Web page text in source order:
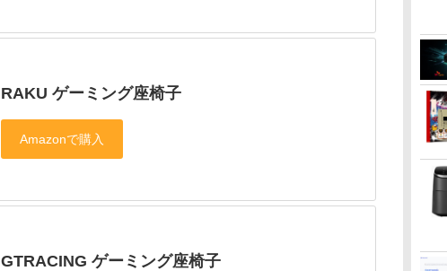
RAKU ゲーミング座椅子
GTRACING ゲーミング座椅子